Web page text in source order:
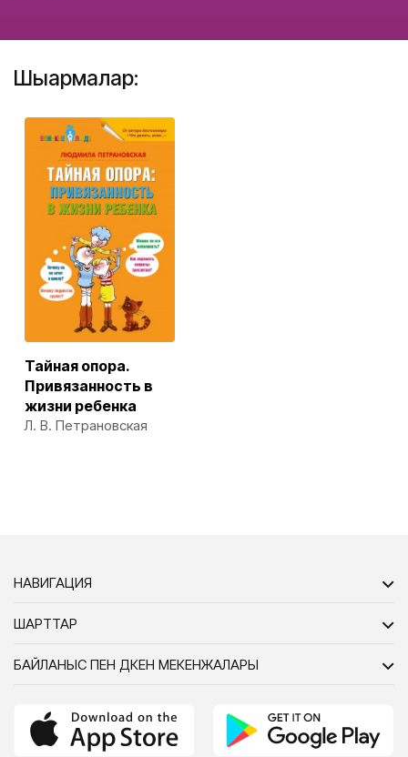
Шығармалар:
Тайная опора.
Привязанность в
жизни ребенка
Л. В. Петрановская
НАВИГАЦИЯ
ШАРТТАР
БАЙЛАНЫС ПЕН ДҮКЕН МЕКЕНЖАЛАРЫ